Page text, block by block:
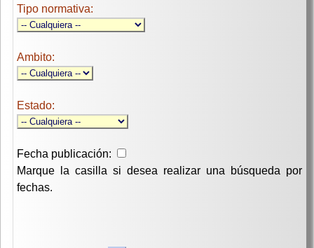
Tipo normativa:
Ambito:
Estado:
Fecha publicación:
Marque la casilla si desea realizar una búsqueda por
fechas.